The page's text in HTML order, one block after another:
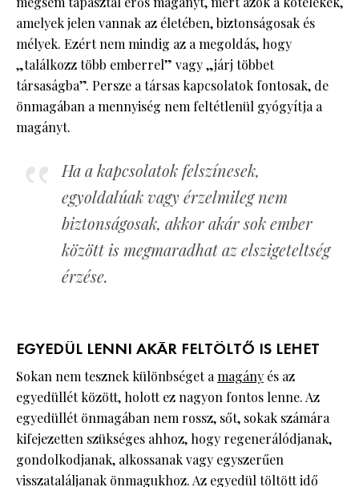
amelyek jelen vannak az életében, biztonságosak és
mélyek. Ezért nem mindig az a megoldás, hogy
„találkozz több emberrel” vagy „járj többet
társaságba”. Persze a társas kapcsolatok fontosak, de
önmagában a mennyiség nem feltétlenül gyógyítja a
magányt.
Ha a kapcsolatok felszínesek,
egyoldalúak vagy érzelmileg nem
biztonságosak, akkor akár sok ember
között is megmaradhat az elszigeteltség
érzése.
EGYEDÜL LENNI AKÁR FELTÖLTŐ IS LEHET
Sokan nem tesznek különbséget amagány és az
egyedüllét között, holott ez nagyon fontos lenne. Az
egyedüllét önmagában nem rossz, sőt, sokak számára
kifejezetten szükséges ahhoz, hogy regenerálódjanak,
gondolkodjanak, alkossanak vagy egyszerűen
visszataláljanak önmagukhoz. Az egyedül töltött idő